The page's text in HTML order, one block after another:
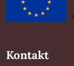
Kontakt